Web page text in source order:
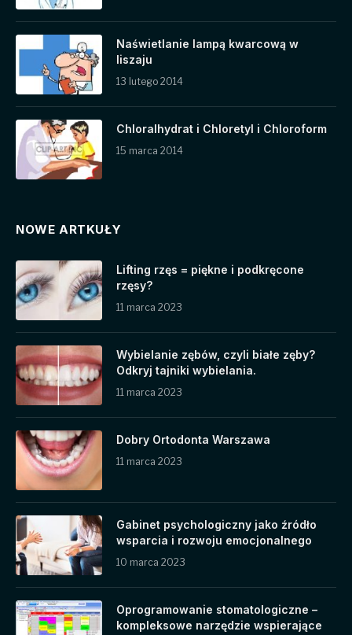
Naświetlanie lampą kwarcową w
liszaju
13 lutego 2014
Chloralhydrat i Chloretyl i Chloroform
15 marca 2014
NOWE ARTKUŁY
Lifting rzęs = piękne i podkręcone
rzęsy?
11 marca 2023
Wybielanie zębów, czyli białe zęby?
Odkryj tajniki wybielania.
11 marca 2023
Dobry Ortodonta Warszawa
11 marca 2023
Gabinet psychologiczny jako źródło
wsparcia i rozwoju emocjonalnego
10 marca 2023
Oprogramowanie stomatologiczne –
kompleksowe narzędzie wspierające